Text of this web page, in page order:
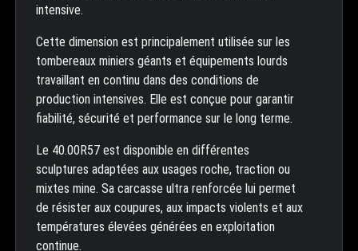
intensive.
Cette dimension est principalement utilisée sur les
tombereaux miniers géants et équipements lourds
travaillant en continu dans des conditions de
production intensives. Elle est conçue pour garantir
fiabilité, sécurité et performance sur le long terme.
Le 40.00R57 est disponible en différentes
sculptures adaptées aux usages roche, traction ou
mixtes mine. Sa carcasse ultra renforcée lui permet
de résister aux coupures, aux impacts violents et aux
températures élevées générées en exploitation
continue.